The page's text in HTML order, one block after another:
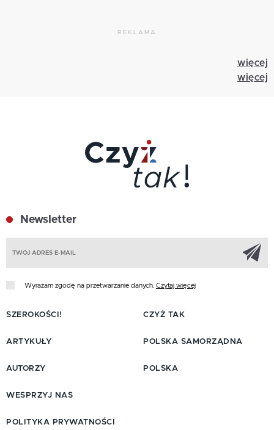
REKLAMA
więcej
więcej
Newsletter
Wyrażam zgodę na przetwarzanie danych. Czytaj więcej
SZEROKOŚCI!
ARTYKUŁY
AUTORZY
CZYŻ TAK
POLSKA SAMORZĄDNA
POLSKA
WESPRZYJ NAS
POLITYKA PRYWATNOŚCI